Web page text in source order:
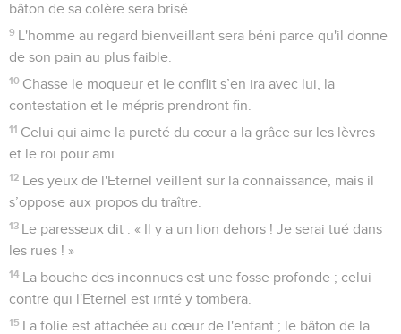
bâton de sa colère sera brisé.
9 L'homme au regard bienveillant sera béni parce qu'il donne
de son pain au plus faible.
10 Chasse le moqueur et le conflit s’en ira avec lui, la
contestation et le mépris prendront fin.
11 Celui qui aime la pureté du cœur a la grâce sur les lèvres
et le roi pour ami.
12 Les yeux de l'Eternel veillent sur la connaissance, mais il
s’oppose aux propos du traître.
13 Le paresseux dit : « Il y a un lion dehors ! Je serai tué dans
les rues ! »
14 La bouche des inconnues est une fosse profonde ; celui
contre qui l'Eternel est irrité y tombera.
15 La folie est attachée au cœur de l'enfant ; le bâton de la